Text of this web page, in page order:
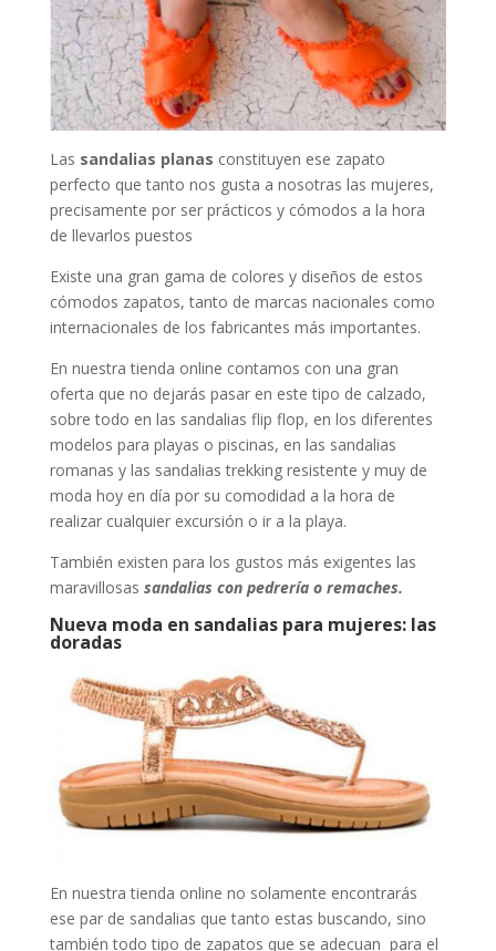
Las sandalias planas constituyen ese zapato
perfecto que tanto nos gusta a nosotras las mujeres,
precisamente por ser prácticos y cómodos a la hora
de llevarlos puestos
Existe una gran gama de colores y diseños de estos
cómodos zapatos, tanto de marcas nacionales como
internacionales de los fabricantes más importantes.
En nuestra tienda online contamos con una gran
oferta que no dejarás pasar en este tipo de calzado,
sobre todo en las sandalias flip flop, en los diferentes
modelos para playas o piscinas, en las sandalias
romanas y las sandalias trekking resistente y muy de
moda hoy en día por su comodidad a la hora de
realizar cualquier excursión o ir a la playa.
También existen para los gustos más exigentes las
maravillosas sandalias con pedrería o remaches.
Nueva moda en sandalias para mujeres: las
doradas
En nuestra tienda online no solamente encontrarás
ese par de sandalias que tanto estas buscando, sino
también todo tipo de zapatos que se adecuan para el